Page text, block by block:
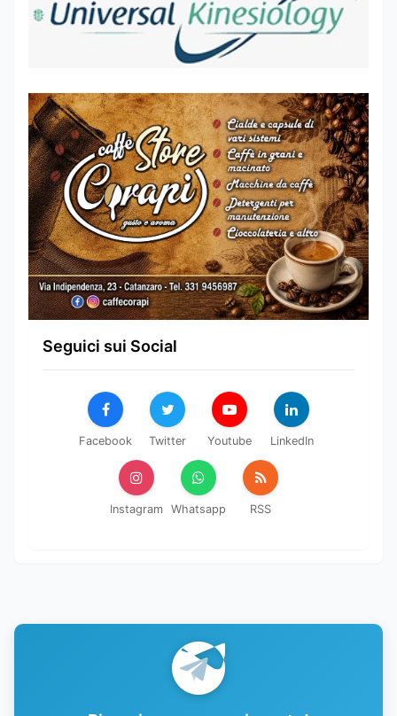
Seguici sui Social
Facebook Twitter Youtube LinkedIn
Instagram Whatsapp RSS